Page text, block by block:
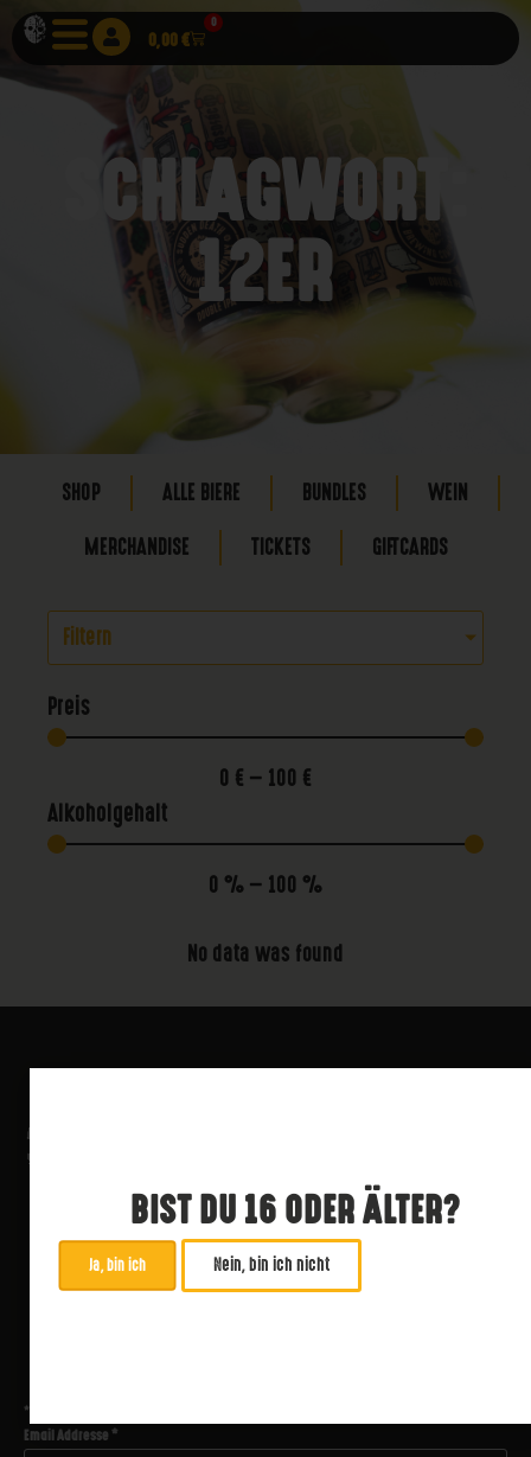
0,00€
0
SCHLAGWORT:
12ER
SHOP ALLE BIERE BUNDLES WEIN
MERCHANDISE TICKETS GIFTCARDS
Filtern
Preis
0 € — 100 €
Alkoholgehalt
0 % — 100 %
No data was found
*
Email Addresse*
BIST DU 16 ODER ÄLTER?
Ja, bin ich Nein, bin ich nicht